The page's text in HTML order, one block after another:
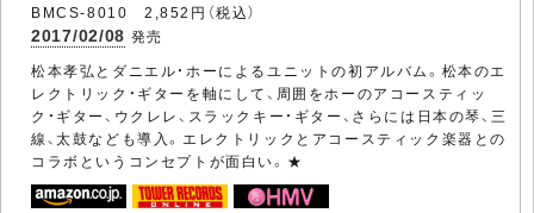
BMCS-8010 2,852円（税込）
2017/02/08 発売
松本孝弘とダニエル・ホーによるユニットの初アルバム。松本のエ
レクトリック・ギターを軸にして、周囲をホーのアコースティッ
ク・ギター、ウクレレ、スラックキー・ギター、さらには日本の琴、三
線、太鼓なども導入。エレクトリックとアコースティック楽器との
コラボというコンセプトが面白い。★